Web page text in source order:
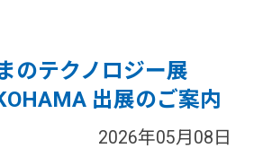
のテクノロジー展
出展のご案内
2026年05月08日